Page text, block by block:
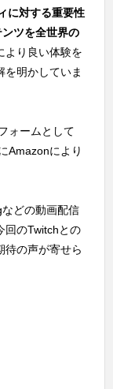
に対する重要性
ツを全世界の
より良い体験を
を明かしていま
ォームとして
Amazonにより
どの動画配信
回のTwitchとの
待の声が寄せら